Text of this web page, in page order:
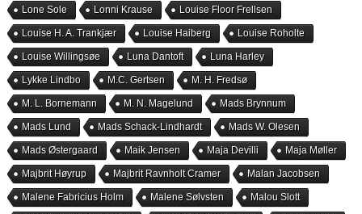
Lone Sole Lonni Krause Louise Floor Frellsen
Louise H. A. Trankjær Louise Haiberg Louise Roholte
Louise Willingsøe Luna Dantoft Luna Harley
Lykke Lindbo M.C. Gertsen M. H. Fredsø
M. L. Bornemann M. N. Magelund Mads Brynnum
Mads Lund Mads Schack-Lindhardt Mads W. Olesen
Mads Østergaard Maik Jensen Maja Devilli Maja Møller
Majbrit Høyrup Majbrit Ravnholt Cramer Malan Jacobsen
Malene Fabricius Holm Malene Sølvsten Malou Slott